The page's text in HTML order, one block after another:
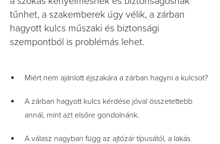
tűnhet, a szakemberek úgy vélik, a zárban
hagyott kulcs műszaki és biztonsági
szempontból is problémás lehet.
Miért nem ajánlott éjszakára a zárban hagyni a kulcsot?
A zárban hagyott kulcs kérdése jóval összetettebb
annál, mint azt elsőre gondolnánk.
A válasz nagyban függ az ajtózár típusától, a lakás